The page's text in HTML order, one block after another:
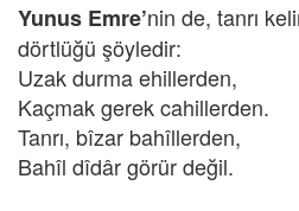
Yunus Emre’nin de, tanrı
dörtlüğü şöyledir:
Uzak durma ehillerden,
Kaçmak gerek cahillerden.
Tanrı, bîzar bahîllerden,
Bahîl dîdâr görür değil.